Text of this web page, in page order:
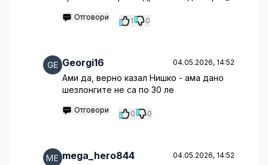
Отговори 1 0
Georgi16 04.05.2026, 14:52
Ами да, верно казал Нишко - ама дано
шезлонгите не са по 30 ле
Отговори 0 0
mega_hero844 04.05.2026, 14:52